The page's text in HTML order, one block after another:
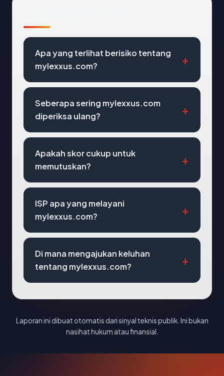
Apa yang terlihat berisiko tentang
mylexxus.com?
Seberapa sering mylexxus.com
diperiksa ulang?
Apakah skor cukup untuk
memutuskan?
ISP apa yang melayani
mylexxus.com?
Di mana mengajukan keluhan
tentang mylexxus.com?
Laporan ini dibuat otomatis dari sinyal teknis publik. Ini bukan
nasihat hukum atau finansial.